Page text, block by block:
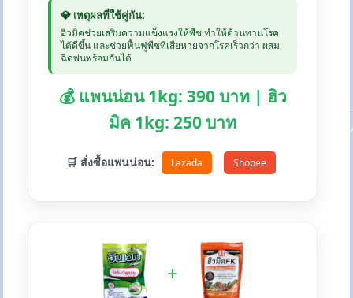
💎 เหตุผลที่ใช้คู่กัน:
ฮิวมิคช่วยเสริมความแข็งแรงให้พืช ทำให้ต้านทานโรค
ได้ดีขึ้น และช่วยฟื้นฟูพืชที่เสียหายจากโรคเร็วกว่า ผสม
ฉีดพ่นพร้อมกันได้
💰 แพนน่อน 1kg: 390 บาท | ฮิว
มิค 1kg: 250 บาท
🛒 สั่งซื้อแพนน่อน: Lazada Shopee
+